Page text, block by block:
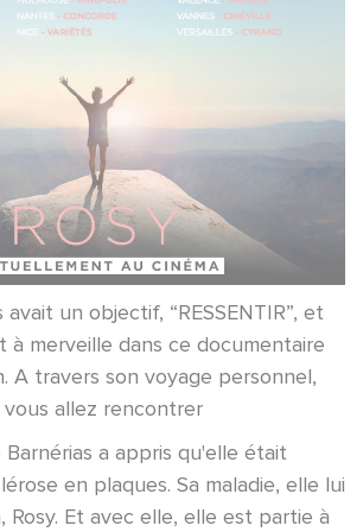
avait un objectif, “RESSENTIR”, et
à merveille dans ce documentaire
A travers son voyage personnel,
vous allez rencontrer
Barnérias a appris qu'elle était
en plaques. Sa maladie, elle lui
Rosy. Et avec elle, elle est partie à